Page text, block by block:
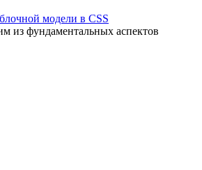
модели в CSS
из фундаментальных аспектов